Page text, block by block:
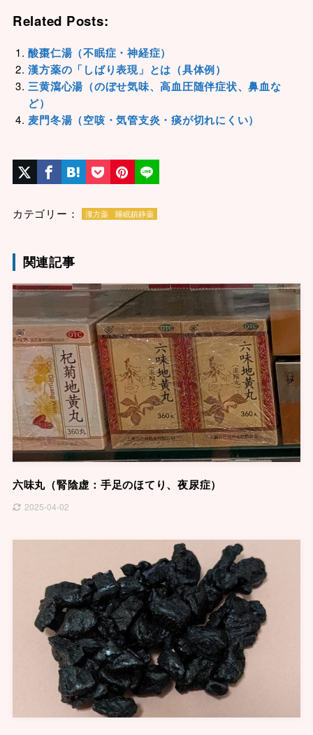
Related Posts:
酸棗仁湯（不眠症・神経症）
漢方薬の「しばり表現」とは（具体例）
三黄瀉心湯（のぼせ気味、高血圧随伴症状、鼻血な
ど）
麦門冬湯（空咳・気管支炎・痰が切れにくい）
カテゴリー： 漢方薬 睡眠鎮静薬
関連記事
六味丸（腎陰虚：手足のほてり、夜尿症）
2025-04-02